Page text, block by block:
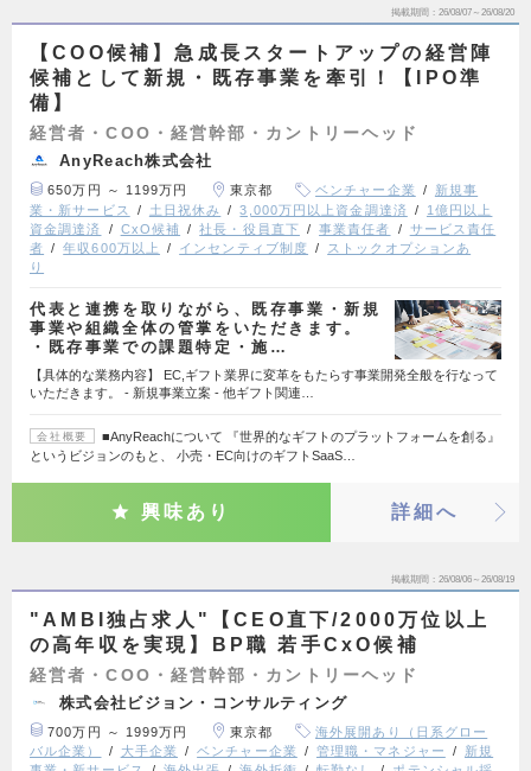
掲載期間 26/08/07～26/08/20
【COO候補】急成長スタートアップの経営陣
候補として新規・既存事業を牽引！【IPO準
備】
経営者・COO・経営幹部・カントリーヘッド
AnyReach株式会社
650万円 ～ 1199万円 東京都 ベンチャー企業
新規事
業・新サービス
土日祝休み 3,000万円以上資金調達済
1億円以上
資金調達済
CxO候補 社長・役員直下 事業責任者
サービス責任
者
年収600万以上 インセンティブ制度
ストックオプションあ
り
代表と連携を取りながら、既存事業・新規
事業や組織全体の管掌をいただきます。
・既存事業での課題特定・施…
【具体的な業務内容】 EC,ギフト業界に変革をもたらす事業開発全般を行なって
いただきます。 - 新規事業立案 - 他ギフト関連…
会社概要
■AnyReachについて 『世界的なギフトのプラットフォームを創る』
というビジョンのもと、 小売・EC向けのギフトSaaS…
興味あり 詳細へ
掲載期間 26/08/06～26/08/19
"AMBI独占求人"【CEO直下/2000万位以上
の高年収を実現】BP職 若手CxO候補
経営者・COO・経営幹部・カントリーヘッド
株式会社ビジョン・コンサルティング
700万円 ～ 1999万円 東京都
海外展開あり（日系グロー
バル企業）
大手企業 ベンチャー企業 管理職・マネジャー
新規